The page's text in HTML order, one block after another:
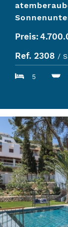
Preis:
Ref. 2308 /
5